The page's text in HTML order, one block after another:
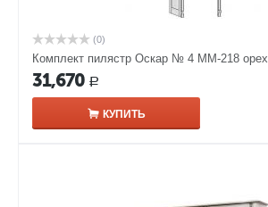
(0)
Комплект пилястр Оскар № 4 ММ-218 орех
31,670 Р
КУПИТЬ